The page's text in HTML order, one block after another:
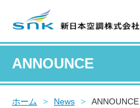
ANNOUNCE
ホーム > News > ANNOUNCE